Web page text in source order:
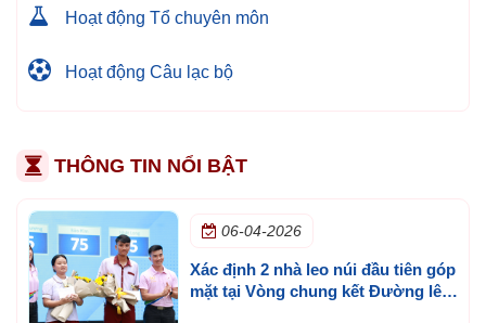
Hoạt động Tổ chuyên môn
Hoạt động Câu lạc bộ
THÔNG TIN NỔI BẬT
06-04-2026
Xác định 2 nhà leo núi đầu tiên góp
mặt tại Vòng chung kết Đường lên